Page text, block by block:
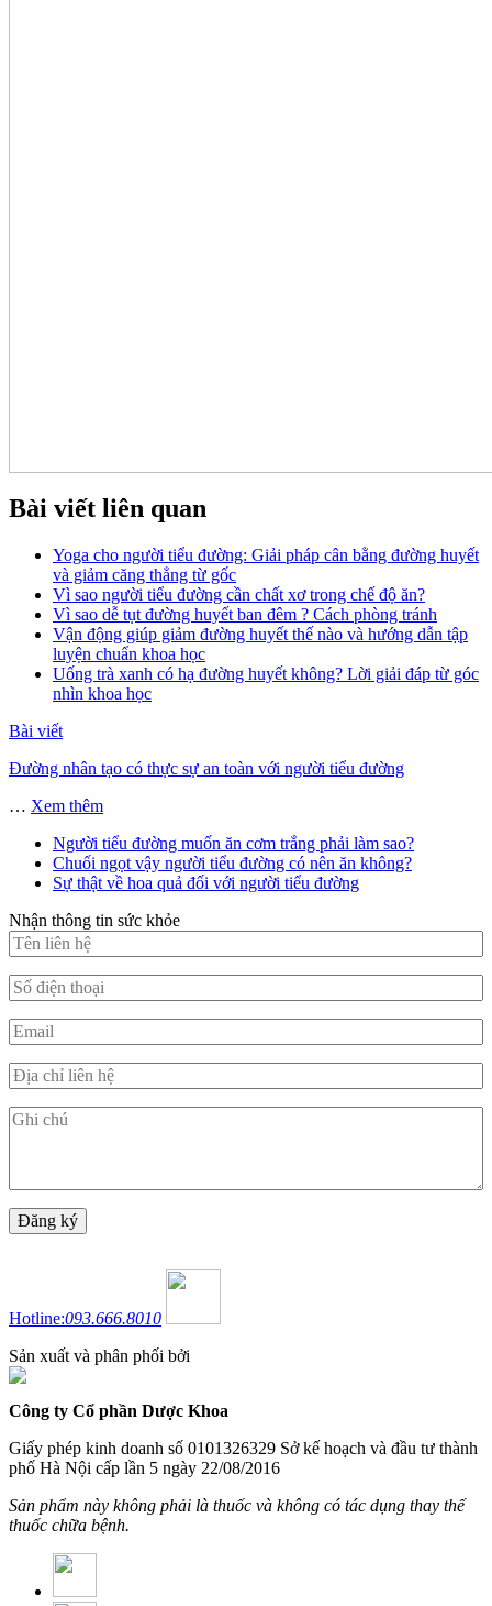
Bài viết liên quan
Yoga cho người tiểu đường: Giải pháp cân bằng đường huyết
và giảm căng thẳng từ gốc
Vì sao người tiểu đường cần chất xơ trong chế độ ăn?
Vì sao dễ tụt đường huyết ban đêm ? Cách phòng tránh
Vận động giúp giảm đường huyết thế nào và hướng dẫn tập
luyện chuẩn khoa học
Uống trà xanh có hạ đường huyết không? Lời giải đáp từ góc
nhìn khoa học
Bài viết
Đường nhân tạo có thực sự an toàn với người tiểu đường
… Xem thêm
Người tiểu đường muốn ăn cơm trắng phải làm sao?
Chuối ngọt vậy người tiểu đường có nên ăn không?
Sự thật về hoa quả đối với người tiểu đường
Nhận thông tin sức khỏe
Hotline:093.666.8010
Sản xuất và phân phối bởi
Công ty Cổ phần Dược Khoa
Giấy phép kinh doanh số 0101326329 Sở kế hoạch và đầu tư thành
phố Hà Nội cấp lần 5 ngày 22/08/2016
Sản phẩm này không phải là thuốc và không có tác dụng thay thế
thuốc chữa bệnh.